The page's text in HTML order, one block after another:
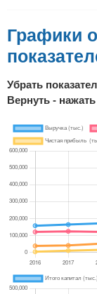
Графики
Убрать
Вернуть -